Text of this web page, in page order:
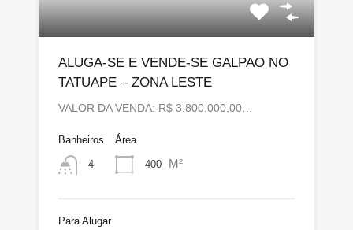
ALUGA-SE E VENDE-SE GALPAO NO
TATUAPE – ZONA LESTE
VALOR DA VENDA: R$ 3.800.000,00…
Banheiros
4
Área
400 M²
Para Alugar